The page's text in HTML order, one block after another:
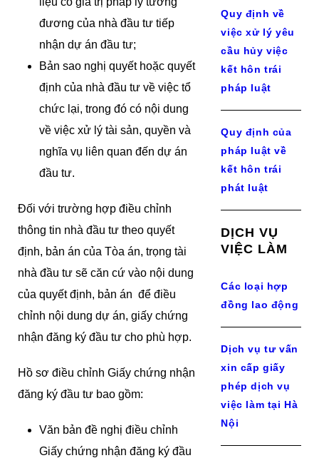
đương của nhà đầu tư tiếp
nhận dự án đầu tư;
Bản sao nghị quyết hoặc quyết
định của nhà đầu tư về việc tổ
chức lại, trong đó có nội dung
về việc xử lý tài sản, quyền và
nghĩa vụ liên quan đến dự án
đầu tư.
Đối với trường hợp điều chỉnh
thông tin nhà đầu tư theo quyết
định, bản án của Tòa án, trọng tài
nhà đầu tư sẽ căn cứ vào nội dung
của quyết định, bản án để điều
chỉnh nội dung dự án, giấy chứng
nhận đăng ký đầu tư cho phù hợp.
Hồ sơ điều chỉnh Giấy chứng nhận
đăng ký đầu tư bao gồm:
Văn bản đề nghị điều chỉnh
Giấy chứng nhận đăng ký đầu
Quy định về
việc xử lý yêu
cầu hủy việc
kết hôn trái
pháp luật
Quy định của
pháp luật về
kết hôn trái
phát luật
DỊCH VỤ
VIỆC LÀM
Các loại hợp
đồng lao động
Dịch vụ tư vấn
xin cấp giấy
phép dịch vụ
việc làm tại Hà
Nội